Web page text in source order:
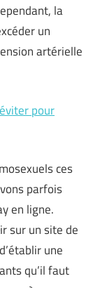
la
un
artérielle
pour
ces
parfois
en ligne.
sur un site de
une
qu’il faut